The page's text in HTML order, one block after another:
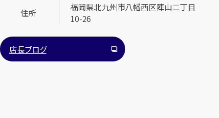
住所
福岡県北九州市八幡西区陣山二丁目
10-26
店長ブログ